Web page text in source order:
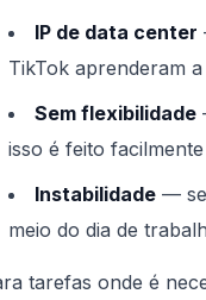
IP de data center
TikTok aprenderam
Sem flexibilidade
isso é feito
Instabilidade —
meio do dia de
tarefas onde é